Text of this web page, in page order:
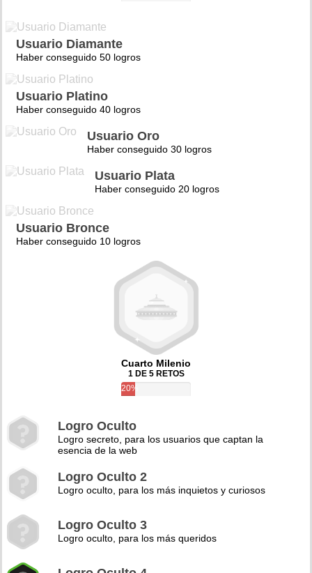
Usuario Diamante
Haber conseguido 50 logros
Usuario Platino
Haber conseguido 40 logros
Usuario Oro
Haber conseguido 30 logros
Usuario Plata
Haber conseguido 20 logros
Usuario Bronce
Haber conseguido 10 logros
Cuarto Milenio
1 DE 5 RETOS
20%
Logro Oculto
Logro secreto, para los usuarios que captan la
esencia de la web
Logro Oculto 2
Logro oculto, para los más inquietos y curiosos
Logro Oculto 3
Logro oculto, para los más queridos